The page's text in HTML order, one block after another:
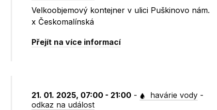
Velkoobjemový kontejner v ulici Puškinovo nám.
x Českomalínská
Přejít na více informací
21. 01. 2025, 07:00 - 21:00 - havárie vody -
odkaz na událost